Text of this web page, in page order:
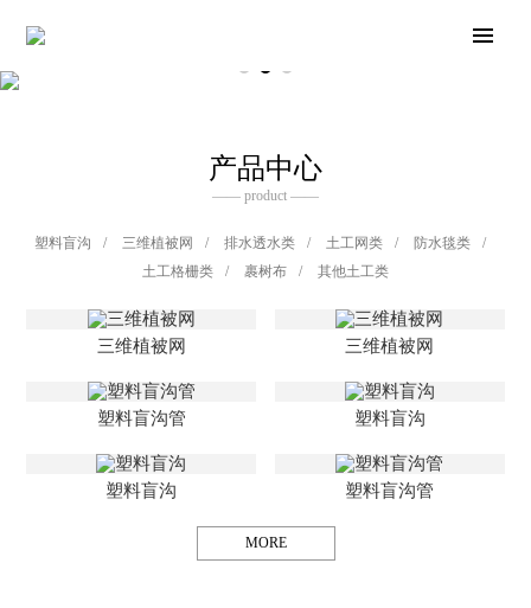
产品中心
—— product ——
塑料盲沟 / 三维植被网 / 排水透水类 / 土工网类 / 防水毯类
/
土工格栅类
/ 裹树布 / 其他土工类
三维植被网 三维植被网
塑料盲沟管 塑料盲沟
塑料盲沟 塑料盲沟管
MORE